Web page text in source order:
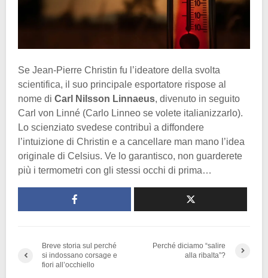
Se Jean-Pierre Christin fu l’ideatore della svolta
scientifica, il suo principale esportatore rispose al
nome di Carl Nilsson Linnaeus, divenuto in seguito
Carl von Linné (Carlo Linneo se volete italianizzarlo).
Lo scienziato svedese contribuì a diffondere
l’intuizione di Christin e a cancellare man mano l’idea
originale di Celsius. Ve lo garantisco, non guarderete
più i termometri con gli stessi occhi di prima…
Breve storia sul perché
si indossano corsage e
fiori all’occhiello
Perché diciamo “salire
alla ribalta”?